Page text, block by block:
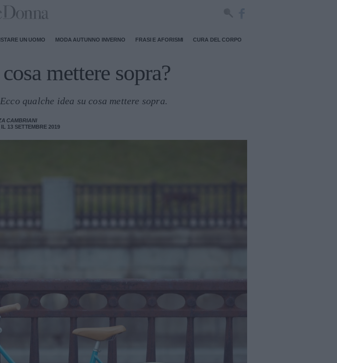
UN UOMO MODA AUTUNNO INVERNO FRASI E AFORISMI CURA DEL CORPO
mettere sopra?
qualche idea su cosa mettere sopra.
CAMBRIANI
13 SETTEMBRE 2019